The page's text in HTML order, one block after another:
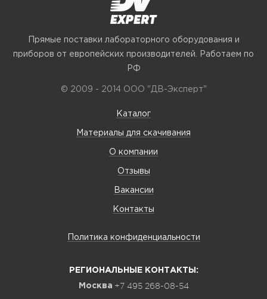
Прямые поставки лабораторного оборудования и
приборов от европейских производителей. Работаем по
РФ
© 2009 - 2014 ООО "ДВ-Эксперт"
Каталог
Материалы для скачивания
О компании
Отзывы
Вакансии
Контакты
Политика конфиденциальности
РЕГИОНАЛЬНЫЕ КОНТАКТЫ:
Москва +7 495 268-08-54